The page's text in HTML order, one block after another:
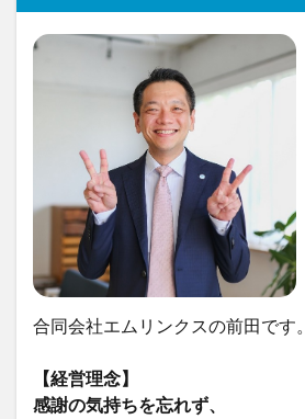
合同会社エムリンクスの前田です。
【経営理念】
感謝の気持ちを忘れず、